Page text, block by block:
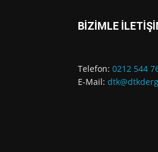
BİZİMLE
Telefon: 0212 544
E-Mail: